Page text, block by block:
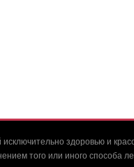
здоровью и
того или иного способа